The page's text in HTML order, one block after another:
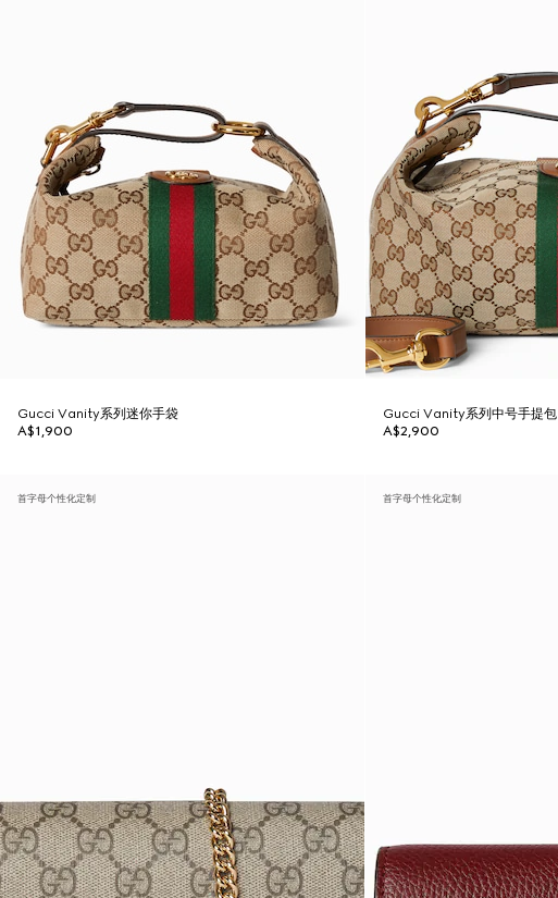
Gucci Vanity系列迷你手袋
A$1,900
Gucci Vanity系列中号手提包
A$2,900
首字母个性化定制 首字母个性化定制